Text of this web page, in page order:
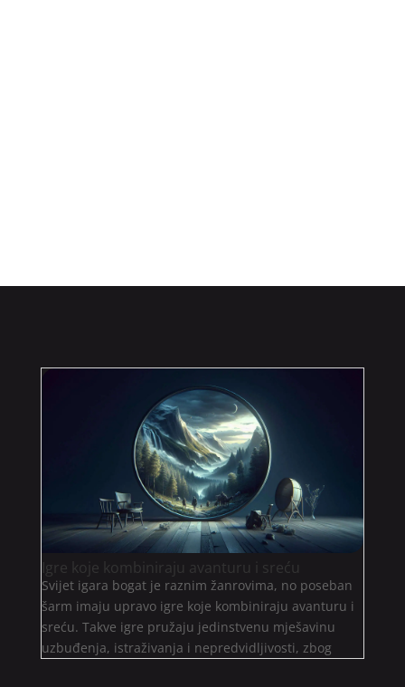
Igre koje kombiniraju avanturu i sreću
Svijet igara bogat je raznim žanrovima, no poseban
šarm imaju upravo igre koje kombiniraju avanturu i
sreću. Takve igre pružaju jedinstvenu mješavinu
uzbuđenja, istraživanja i nepredvidljivosti, zbog